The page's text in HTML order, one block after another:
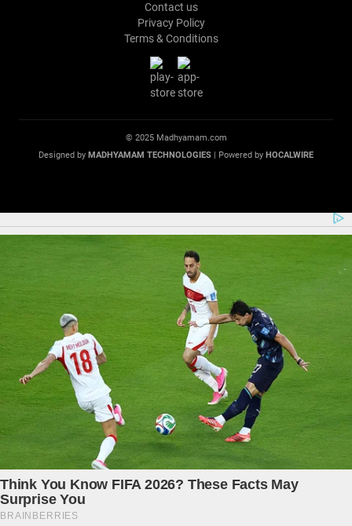
Contact us
Privacy Policy
Terms & Conditions
© 2025 Madhyamam.com
Designed by MADHYAMAM TECHNOLOGIES | Powered by HOCALWIRE